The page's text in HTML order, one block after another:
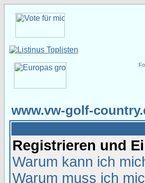
www.vw-golf-
Registrieren und
Warum kann ich
Warum muss ich